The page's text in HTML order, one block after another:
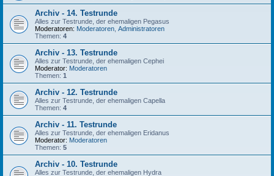
Archiv - 14. Testrunde
Alles zur Testrunde, der ehemaligen Pegasus
Moderatoren: Moderatoren Administratoren
Themen: 4
Archiv - 13. Testrunde
Alles zur Testrunde, der ehemaligen Cephei
Moderator: Moderatoren
Themen: 1
Archiv - 12. Testrunde
Alles zur Testrunde, der ehemaligen Capella
Themen: 4
Archiv - 11. Testrunde
Alles zur Testrunde, der ehemaligen Eridanus
Moderator: Moderatoren
Themen: 5
Archiv - 10. Testrunde
Alles zur Testrunde, der ehemaligen Hydra